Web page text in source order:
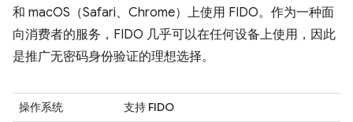
和 macOS（Safari、Chrome）上使用 FIDO。作为一种面
向消费者的服务，FIDO 几乎可以在任何设备上使用，因此
是推广无密码身份验证的理想选择。
操作系统 支持 FIDO